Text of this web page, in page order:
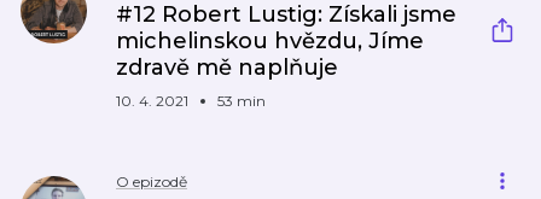
#12 Robert Lustig: Získali jsme
michelinskou hvězdu, Jíme
zdravě mě naplňuje
10. 4. 2021 53 min
O epizodě